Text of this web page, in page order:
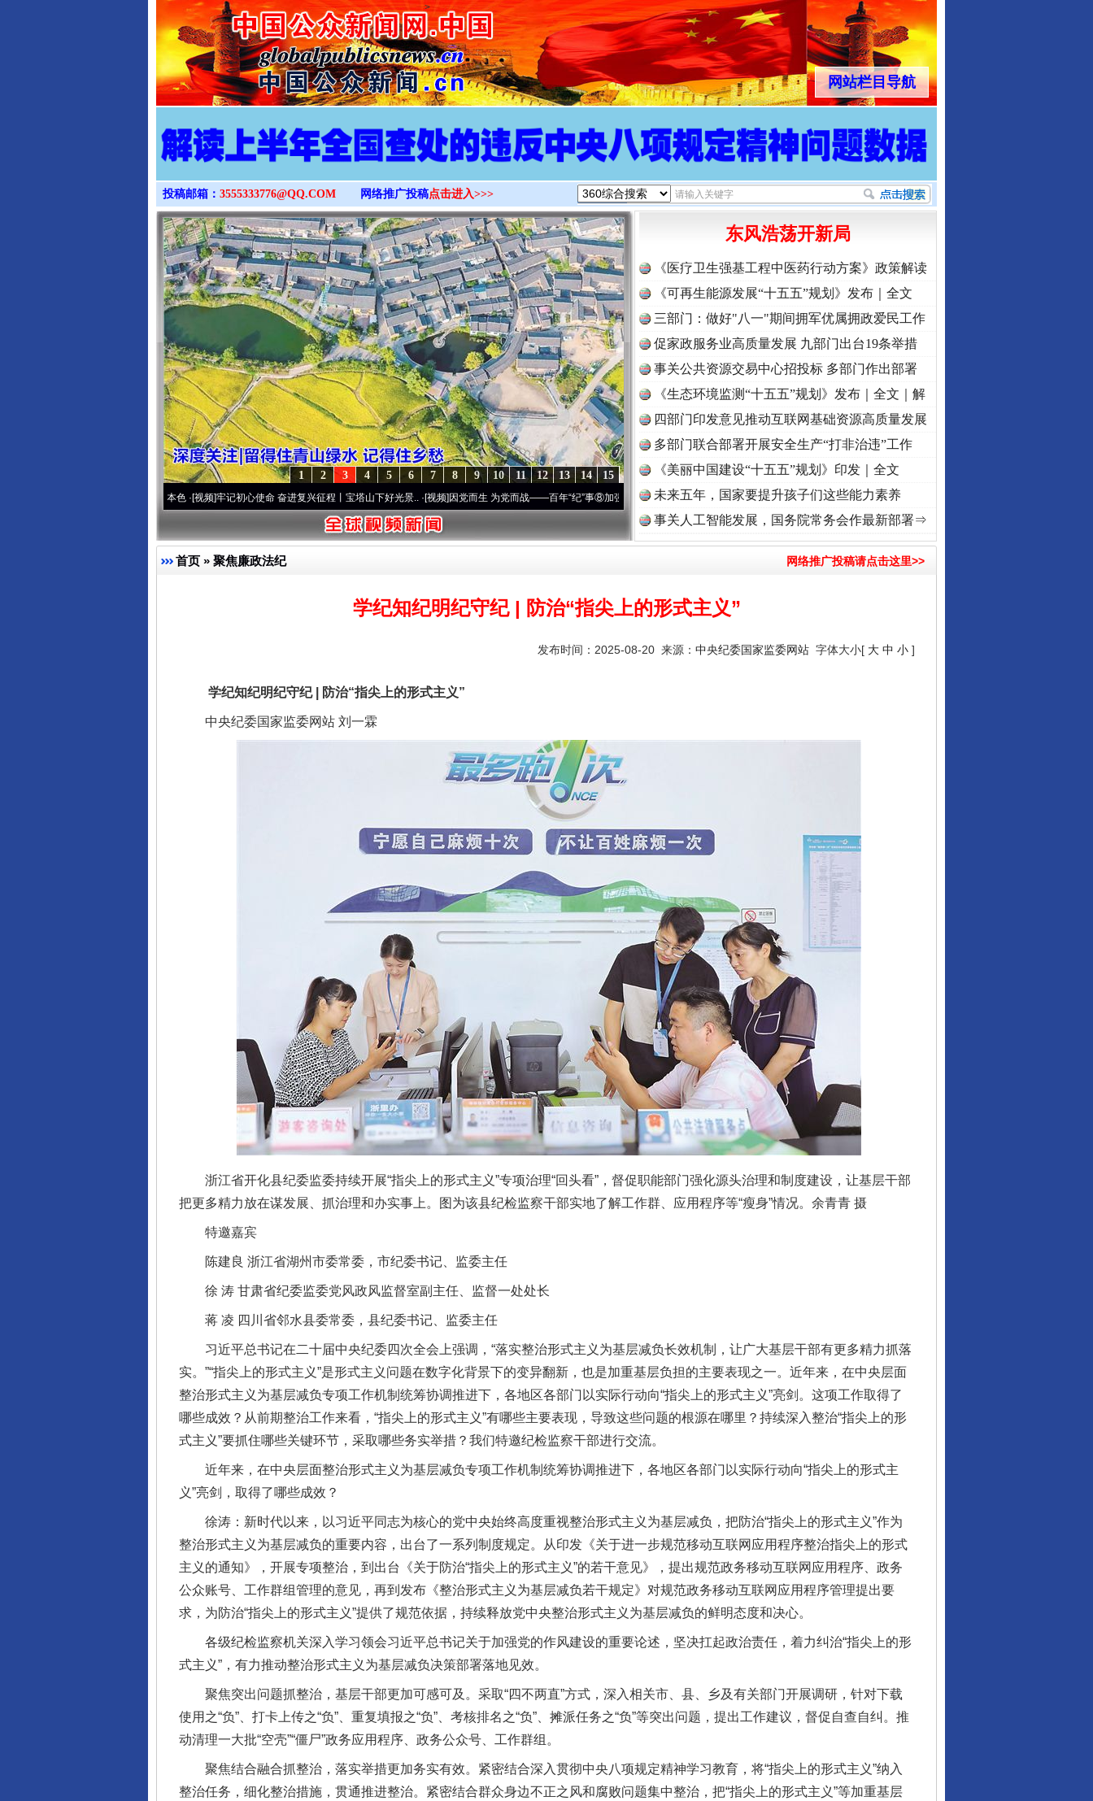
>
网站栏目导航
投稿邮箱： 3555333776@QQ.COM 网络推广投稿点击进入>>>
15
14
13
12
11
10
9
8
7
6
5
4
3
2
1
牢记初心使命 奋进复兴征程丨宝塔山下好光景..·[视频]因党而生 为党而战——百年“纪”事⑧加强纪律..·[视频] 牢记初心使命 奋进复兴征程丨“转折之城”激荡..·[视频]牢记初心使命 奋进复兴征程丨红船起航处 潮起..
东风浩荡开新局
《医疗卫生强基工程中医药行动方案》政策解读
《可再生能源发展“十五五”规划》发布｜全文
三部门：做好"八一"期间拥军优属拥政爱民工作
促家政服务业高质量发展 九部门出台19条举措
事关公共资源交易中心招投标 多部门作出部署
《生态环境监测“十五五”规划》发布｜全文｜解
读
四部门印发意见推动互联网基础资源高质量发展
多部门联合部署开展安全生产“打非治违”工作
《美丽中国建设“十五五”规划》印发｜全文
未来五年，国家要提升孩子们这些能力素养
事关人工智能发展，国务院常务会作最新部署⇒
首页 » 聚焦廉政法纪 网络推广投稿请点击这里>>
学纪知纪明纪守纪 | 防治“指尖上的形式主义”
发布时间：2025-08-20 来源： 中央纪委国家监委网站 字体大小[ 大 中 小 ]
学纪知纪明纪守纪 | 防治“指尖上的形式主义”
中央纪委国家监委网站 刘一霖
浙江省开化县纪委监委持续开展“指尖上的形式主义”专项治理“回头看”，督促职能部门强化源头治理和制度建设，让基层干部
把更多精力放在谋发展、抓治理和办实事上。图为该县纪检监察干部实地了解工作群、应用程序等“瘦身”情况。余青青 摄
特邀嘉宾
陈建良 浙江省湖州市委常委，市纪委书记、监委主任
徐 涛 甘肃省纪委监委党风政风监督室副主任、监督一处处长
蒋 凌 四川省邻水县委常委，县纪委书记、监委主任
习近平总书记在二十届中央纪委四次全会上强调，“落实整治形式主义为基层减负长效机制，让广大基层干部有更多精力抓落
实。”“指尖上的形式主义”是形式主义问题在数字化背景下的变异翻新，也是加重基层负担的主要表现之一。近年来，在中央层面
整治形式主义为基层减负专项工作机制统筹协调推进下，各地区各部门以实际行动向“指尖上的形式主义”亮剑。这项工作取得了
哪些成效？从前期整治工作来看，“指尖上的形式主义”有哪些主要表现，导致这些问题的根源在哪里？持续深入整治“指尖上的形
式主义”要抓住哪些关键环节，采取哪些务实举措？我们特邀纪检监察干部进行交流。
近年来，在中央层面整治形式主义为基层减负专项工作机制统筹协调推进下，各地区各部门以实际行动向“指尖上的形式主
义”亮剑，取得了哪些成效？
徐涛：新时代以来，以习近平同志为核心的党中央始终高度重视整治形式主义为基层减负，把防治“指尖上的形式主义”作为
整治形式主义为基层减负的重要内容，出台了一系列制度规定。从印发《关于进一步规范移动互联网应用程序整治指尖上的形式
主义的通知》，开展专项整治，到出台《关于防治“指尖上的形式主义”的若干意见》，提出规范政务移动互联网应用程序、政务
公众账号、工作群组管理的意见，再到发布《整治形式主义为基层减负若干规定》对规范政务移动互联网应用程序管理提出要
求，为防治“指尖上的形式主义”提供了规范依据，持续释放党中央整治形式主义为基层减负的鲜明态度和决心。
各级纪检监察机关深入学习领会习近平总书记关于加强党的作风建设的重要论述，坚决扛起政治责任，着力纠治“指尖上的形
式主义”，有力推动整治形式主义为基层减负决策部署落地见效。
聚焦突出问题抓整治，基层干部更加可感可及。采取“四不两直”方式，深入相关市、县、乡及有关部门开展调研，针对下载
使用之“负”、打卡上传之“负”、重复填报之“负”、考核排名之“负”、摊派任务之“负”等突出问题，提出工作建议，督促自查自纠。推
动清理一大批“空壳”“僵尸”政务应用程序、政务公众号、工作群组。
聚焦结合融合抓整治，落实举措更加务实有效。紧密结合深入贯彻中央八项规定精神学习教育，将“指尖上的形式主义”纳入
整治任务，细化整治措施，贯通推进整治。紧密结合群众身边不正之风和腐败问题集中整治，把“指尖上的形式主义”等加重基层